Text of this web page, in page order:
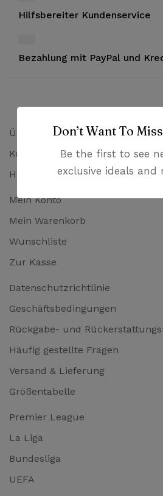
Hilfsbereiter Kundenservice
Bezahlung mit PayPal und
Über uns
Kontakt
Häufig gestellte Fragen
Mein Konto
Mein Warenkorb
Wunschliste
Zur Kasse
Datenschutzrichtlinie
Geschäftsbedingungen
Rückgabe- und
Häufig gestellte Fragen
Versand & Lieferung
Größentabelle
Premier League
La Liga
Bundesliga
UEFA
Don’t Want To
Be the first to see
exclusive ideals and